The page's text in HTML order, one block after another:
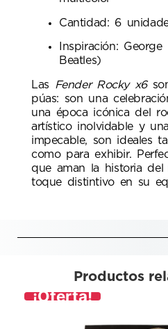
Cantidad: 6
Inspiración:
Beatles)
Las Fender Rocky x6
púas: son una
una época icónica del
artístico inolvidable y
impecable, son ideales
como para exhibir.
que aman la historia
toque distintivo en su
Productos
¡Oferta!